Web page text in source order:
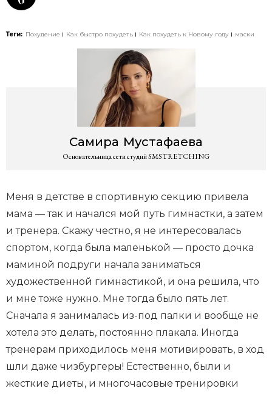
Теги: Похудение Как быстро похудеть Как похудеть к Новому году маски
Самира Мустафаева
Основательница сети студий SMSTRETCHING
Меня в детстве в спортивную секцию привела
мама — так и начался мой путь гимнастки, а затем
и тренера. Скажу честно, я не интересовалась
спортом, когда была маленькой — просто дочка
маминой подруги начала заниматься
художественной гимнастикой, и она решила, что
и мне тоже нужно. Мне тогда было пять лет.
Сначала я занималась из-под палки и вообще не
хотела это делать, постоянно плакала. Иногда
тренерам приходилось меня мотивировать, в ход
шли даже чизбургеры! Естественно, были и
жесткие диеты, и многочасовые тренировки